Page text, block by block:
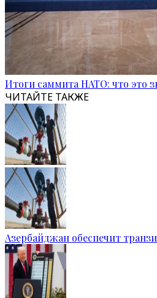
Итоги саммита НАТО: что это
ЧИТАЙТЕ ТАКЖЕ
Азербайджан обеспечит